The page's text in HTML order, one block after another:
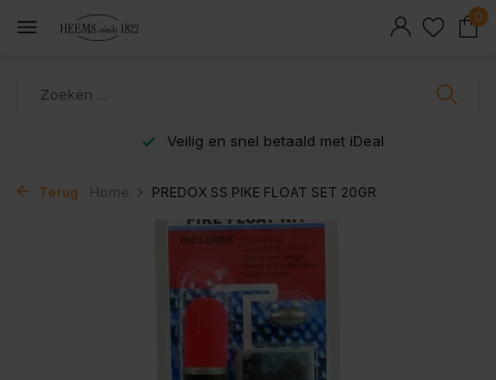
0
Veilig en snel betaald met iDeal
Terug Home PREDOX SS PIKE FLOAT SET 20GR